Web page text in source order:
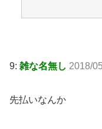
9: 雑な名無し 2018/
先払いなんか